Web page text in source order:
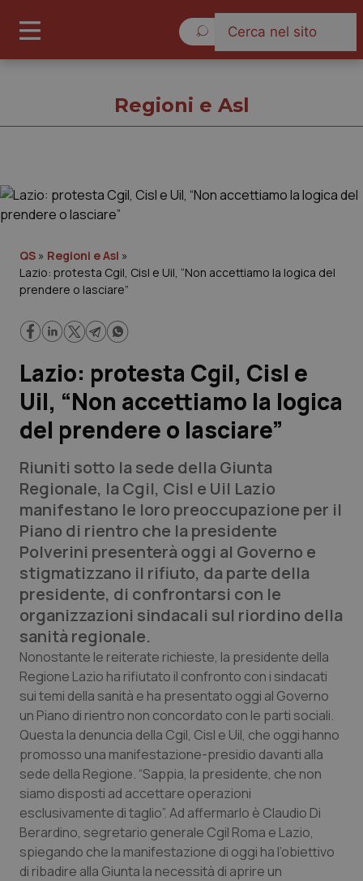
Governo e Parlamento
Regioni e Asl
Lavoro e Professioni
Scienza e Farmaci
Studi e Analisi
Lettere al direttore
Edizioni Regionali
QS Pro
Professionisti Sanitari.AI
Abruzzo
Basilicata
Calabria
Campania
Emilia-Romagna
Friuli Venezia Giulia
QS Pro Gold
Artrite & artrosi
Asma & BPCO
Car-T
Colesterolo & coronaropatie
Dermatite Atopica
QS Club Newsletter
Regioni e Asl
QS » Regioni e Asl »
Lazio: protesta Cgil, Cisl e Uil, “Non accettiamo la logica del
prendere o lasciare”
Lazio: protesta Cgil, Cisl e
Uil, “Non accettiamo la logica
del prendere o lasciare”
Riuniti sotto la sede della Giunta
Regionale, la Cgil, Cisl e Uil Lazio
manifestano le loro preoccupazione per il
Piano di rientro che la presidente
Polverini presenterà oggi al Governo e
stigmatizzano il rifiuto, da parte della
presidente, di confrontarsi con le
organizzazioni sindacali sul riordino della
sanità regionale.
Nonostante le reiterate richieste, la presidente della
Regione Lazio ha rifiutato il confronto con i sindacati
sui temi della sanità e ha presentato oggi al Governo
un Piano di rientro non concordato con le parti sociali.
Questa la denuncia della Cgil, Cisl e Uil, che oggi hanno
promosso una manifestazione-presidio davanti alla
sede della Regione. “Sappia, la presidente, che non
siamo disposti ad accettare operazioni
esclusivamente di taglio”. Ad affermarlo è Claudio Di
Berardino, segretario generale Cgil Roma e Lazio,
spiegando che la manifestazione di oggi ha l’obiettivo
di ribadire alla Giunta la necessità di aprire un